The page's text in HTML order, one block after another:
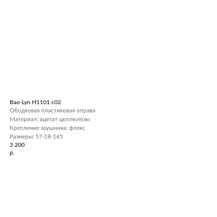
Bao-Lyn H1101 c02
Ободковая пластиковая оправа
Материал: ацетат целлюлозы
Крепление заушника: флекс
Размеры: 57-18-145
3 200
р.